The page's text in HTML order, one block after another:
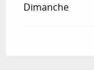
Dimanche